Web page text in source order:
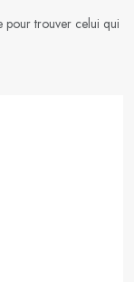
pour trouver celui qui